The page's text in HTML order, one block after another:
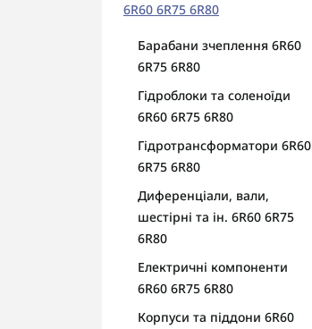
6R60 6R75 6R80
Барабани зчеплення 6R60
6R75 6R80
Гідроблоки та соленоїди
6R60 6R75 6R80
Гідротрансформатори 6R60
6R75 6R80
Диференціали, вали,
шестірні та ін. 6R60 6R75
6R80
Електричні компоненти
6R60 6R75 6R80
Корпуси та піддони 6R60